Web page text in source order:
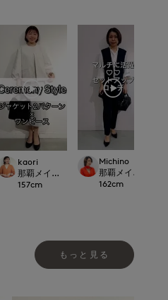
スI.T.'S.international
kaori
那覇メインプレイスI.T.'S.international
157cm
Michino
那覇メインプレ
162cm
もっと見る